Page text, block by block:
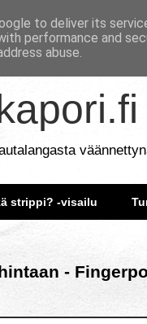
strippi? -visailu
-
to deliver its
performance and
abuse.